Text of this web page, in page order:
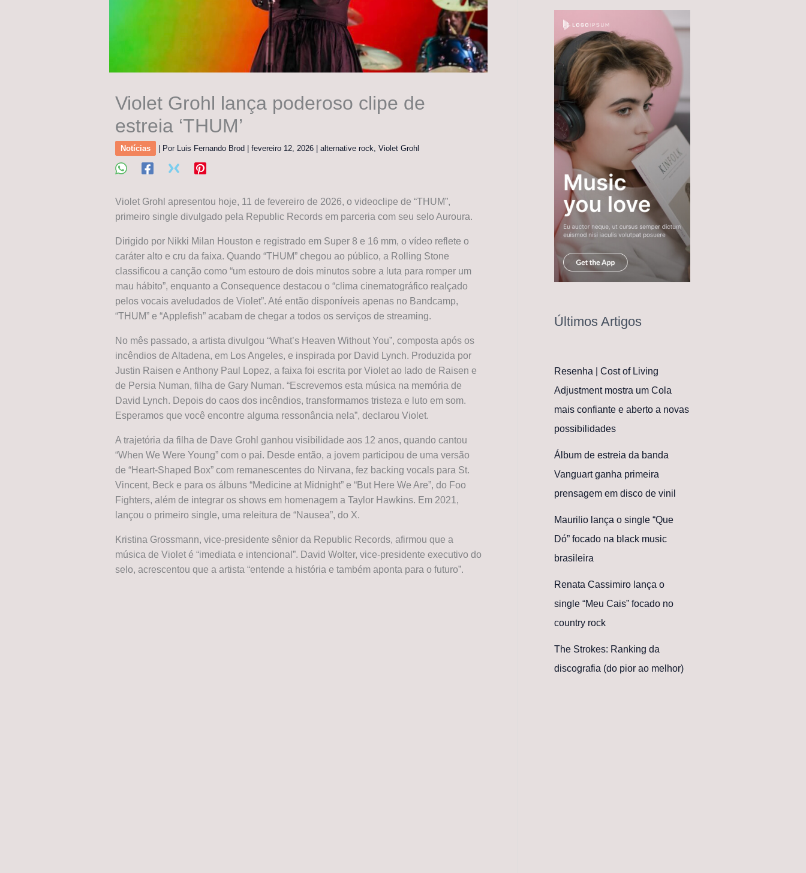
Violet Grohl lança poderoso clipe de
estreia ‘THUM’
Notícias | Por Luis Fernando Brod fevereiro 12, 2026 alternative rock Violet Grohl
Violet Grohl apresentou hoje, 11 de fevereiro de 2026, o videoclipe de “THUM”,
primeiro single divulgado pela Republic Records em parceria com seu selo Auroura.
Dirigido por Nikki Milan Houston e registrado em Super 8 e 16 mm, o vídeo reflete o
caráter alto e cru da faixa. Quando “THUM” chegou ao público, a Rolling Stone
classificou a canção como “um estouro de dois minutos sobre a luta para romper um
mau hábito”, enquanto a Consequence destacou o “clima cinematográfico realçado
pelos vocais aveludados de Violet”. Até então disponíveis apenas no Bandcamp,
“THUM” e “Applefish” acabam de chegar a todos os serviços de streaming.
No mês passado, a artista divulgou “What’s Heaven Without You”, composta após os
incêndios de Altadena, em Los Angeles, e inspirada por David Lynch. Produzida por
Justin Raisen e Anthony Paul Lopez, a faixa foi escrita por Violet ao lado de Raisen e
de Persia Numan, filha de Gary Numan. “Escrevemos esta música na memória de
David Lynch. Depois do caos dos incêndios, transformamos tristeza e luto em som.
Esperamos que você encontre alguma ressonância nela”, declarou Violet.
A trajetória da filha de Dave Grohl ganhou visibilidade aos 12 anos, quando cantou
“When We Were Young” com o pai. Desde então, a jovem participou de uma versão
de “Heart-Shaped Box” com remanescentes do Nirvana, fez backing vocals para St.
Vincent, Beck e para os álbuns “Medicine at Midnight” e “But Here We Are”, do Foo
Fighters, além de integrar os shows em homenagem a Taylor Hawkins. Em 2021,
lançou o primeiro single, uma releitura de “Nausea”, do X.
Kristina Grossmann, vice-presidente sênior da Republic Records, afirmou que a
música de Violet é “imediata e intencional”. David Wolter, vice-presidente executivo do
selo, acrescentou que a artista “entende a história e também aponta para o futuro”.
Últimos Artigos
Resenha | Cost of Living
Adjustment mostra um Cola
mais confiante e aberto a novas
possibilidades
Álbum de estreia da banda
Vanguart ganha primeira
prensagem em disco de vinil
Maurilio lança o single “Que
Dó” focado na black music
brasileira
Renata Cassimiro lança o
single “Meu Cais” focado no
country rock
The Strokes: Ranking da
discografia (do pior ao melhor)